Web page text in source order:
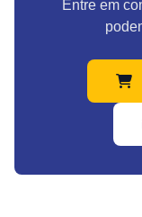
Entre em